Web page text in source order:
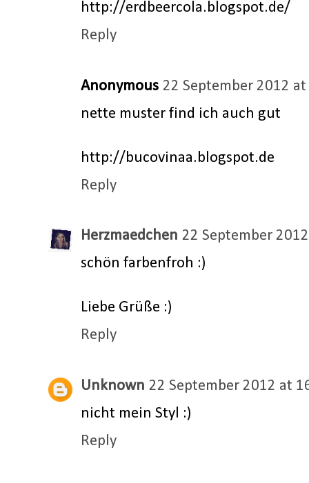
http://erdbeercola.blogspot.de/
Reply
Anonymous 22 September 2012
nette muster find ich auch gut
http://bucovinaa.blogspot.de
Reply
Herzmaedchen 22 September
schön farbenfroh :)
Liebe Grüße :)
Reply
Unknown 22 September 2012 at
nicht mein Styl :)
Reply